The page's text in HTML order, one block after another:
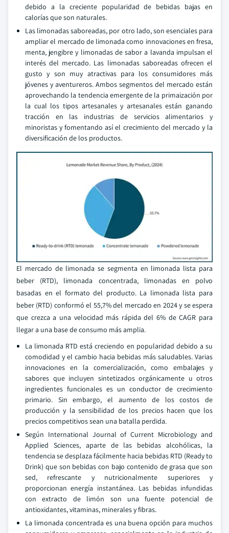
debido a la creciente popularidad de bebidas bajas en
calorías que son naturales.
Las limonadas saboreadas, por otro lado, son esenciales para
ampliar el mercado de limonada como innovaciones en fresa,
menta, jengibre y limonadas de sabor a lavanda impulsan el
interés del mercado. Las limonadas saboreadas ofrecen el
gusto y son muy atractivas para los consumidores más
jóvenes y aventureros. Ambos segmentos del mercado están
aprovechando la tendencia emergente de la primaización por
la cual los tipos artesanales y artesanales están ganando
tracción en las industrias de servicios alimentarios y
minoristas y fomentando así el crecimiento del mercado y la
diversificación de los productos.
El mercado de limonada se segmenta en limonada lista para
beber (RTD), limonada concentrada, limonadas en polvo
basadas en el formato del producto. La limonada lista para
beber (RTD) conformó el 55,7% del mercado en 2024 y se espera
que crezca a una velocidad más rápida del 6% de CAGR para
llegar a una base de consumo más amplia.
La limonada RTD está creciendo en popularidad debido a su
comodidad y el cambio hacia bebidas más saludables. Varias
innovaciones en la comercialización, como embalajes y
sabores que incluyen sintetizados orgánicamente u otros
ingredientes funcionales es un conductor de crecimiento
primario. Sin embargo, el aumento de los costos de
producción y la sensibilidad de los precios hacen que los
precios competitivos sean una batalla perdida.
Según International Journal of Current Microbiology and
Applied Sciences, aparte de las bebidas alcohólicas, la
tendencia se desplaza fácilmente hacia bebidas RTD (Ready to
Drink) que son bebidas con bajo contenido de grasa que son
sed, refrescante y nutricionalmente superiores y
proporcionan energía instantánea. Las bebidas infundidas
con extracto de limón son una fuente potencial de
antioxidantes, vitaminas, minerales y fibras.
La limonada concentrada es una buena opción para muchos